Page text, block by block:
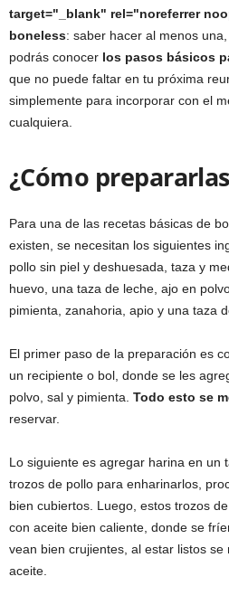
target="_blank" rel="noreferrer
boneless: saber hacer al menos
podrás conocer los pasos básicos
que no puede faltar en tu próxima
simplemente para incorporar con el
cualquiera.
¿Cómo
Para una de las recetas básicas de
existen, se necesitan los siguientes
pollo sin piel y deshuesada, taza y
huevo, una taza de leche, ajo en
pimienta, zanahoria, apio y una taza
El primer paso de la preparación es
un recipiente o bol, donde se les
polvo, sal y pimienta. Todo esto se
reservar.
Lo siguiente es agregar harina en un
trozos de pollo para enharinarlos,
bien cubiertos. Luego, estos trozos
con aceite bien caliente, donde se
vean bien crujientes, al estar listos
aceite.